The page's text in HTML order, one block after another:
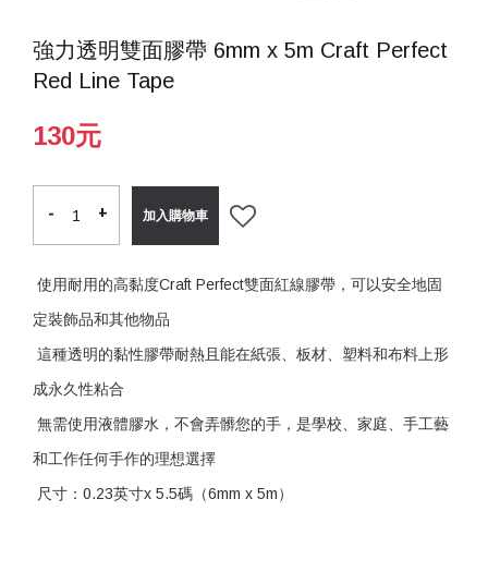
強力透明雙面膠帶 6mm x 5m Craft Perfect
Red Line Tape
130元
- +
- + 加入購物車
使用耐用的高黏度Craft Perfect雙面紅線膠帶，可以安全地固
定裝飾品和其他物品
這種透明的黏性膠帶耐熱且能在紙張、板材、塑料和布料上形
成永久性粘合
無需使用液體膠水，不會弄髒您的手，是學校、家庭、手工藝
和工作任何手作的理想選擇
尺寸：0.23英寸x 5.5碼（6mm x 5m）